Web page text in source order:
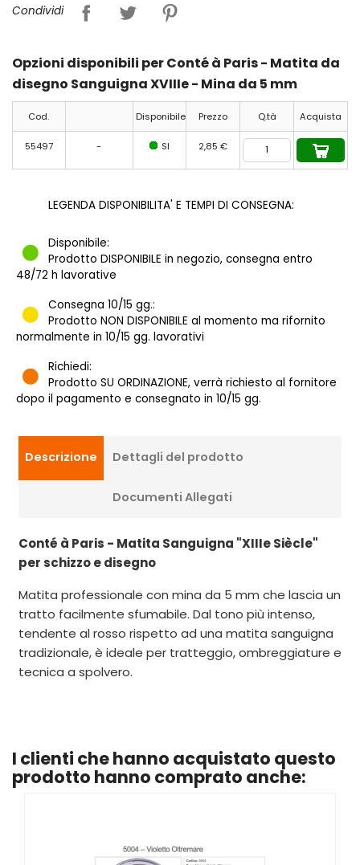
Condividi
Opzioni disponibili per Conté à Paris - Matita da
disegno Sanguigna XVIIIe - Mina da 5 mm
Cod. Disponibile Prezzo Q.tà Acquista
55497 - SI 2,85 €
LEGENDA DISPONIBILITA' E TEMPI DI CONSEGNA:
Disponibile:
Prodotto DISPONIBILE in negozio, consegna entro
48/72 h lavorative
Consegna 10/15 gg.:
Prodotto NON DISPONIBILE al momento ma rifornito
normalmente in 10/15 gg. lavorativi
Richiedi:
Prodotto SU ORDINAZIONE, verrà richiesto al fornitore
dopo il pagamento e consegnato in 10/15 gg.
Descrizione Dettagli del prodotto
Documenti Allegati
Conté à Paris - Matita Sanguigna "XIIIe Siècle"
per schizzo e disegno
Matita professionale con mina da 5 mm che lascia un
tratto facilmente sfumabile. Dal tono più intenso,
tendente al rosso rispetto ad una matita sanguigna
tradizionale, è ideale per tratteggio, ombreggiature e
tecnica a spolvero.
I clienti che hanno acquistato questo
prodotto hanno comprato anche: